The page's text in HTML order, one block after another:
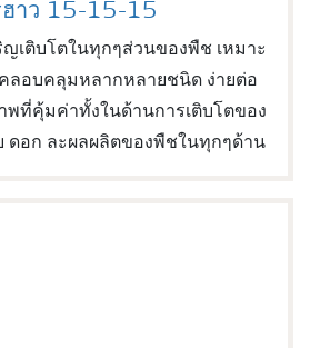
15-15
ฮาว 15-15-15
ญเติบโตในทุกๆส่วนของพืช เหมาะ
ลอบคลุมหลากหลายชนิด ง่ายต่อ
ที่คุ้มค่าทั้งในด้านการเติบโตของ
ดอก ละผลผลิตของพืชในทุกๆด้าน